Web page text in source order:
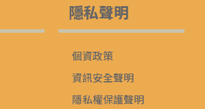
隱私聲明
個資政策
資訊安全聲明
隱私權保護聲明